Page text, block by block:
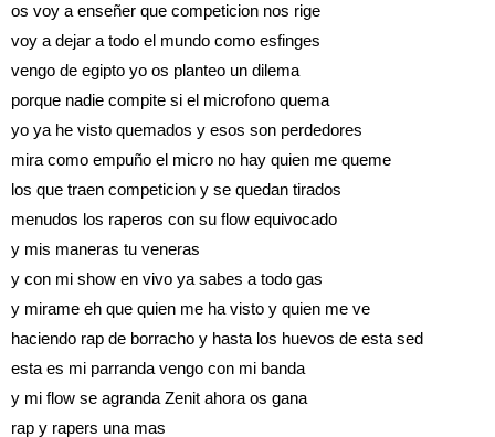
os voy a enseñer que competicion nos rige
voy a dejar a todo el mundo como esfinges
vengo de egipto yo os planteo un dilema
porque nadie compite si el microfono quema
yo ya he visto quemados y esos son perdedores
mira como empuño el micro no hay quien me queme
los que traen competicion y se quedan tirados
menudos los raperos con su flow equivocado
y mis maneras tu veneras
y con mi show en vivo ya sabes a todo gas
y mirame eh que quien me ha visto y quien me ve
haciendo rap de borracho y hasta los huevos de esta sed
esta es mi parranda vengo con mi banda
y mi flow se agranda Zenit ahora os gana
rap y rapers una mas